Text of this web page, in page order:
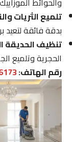
تلميع الثريات
بدقة فائقة لتعيد
تنظيف الحديقة
الحجرية وتلميع
رقم الهاتف: